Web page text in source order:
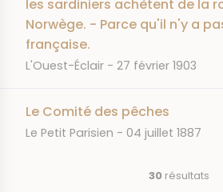
les sardiniers achètent de la
Norwège. - Parce qu'il n'y a
française.
JOURNAL
L'Ouest-Éclair DATE
27 février 1903
Le Comité des pêches
JOURNAL
Le Petit Parisien DATE
04 juillet 1887
30 résultats